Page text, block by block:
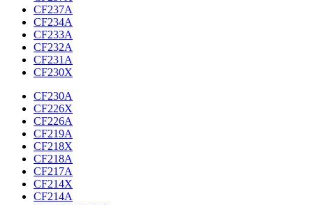
CF237A
CF234A
CF233A
CF232A
CF231A
CF230X
CF230A
CF226X
CF226A
CF219A
CF218X
CF218A
CF217A
CF214X
CF214A